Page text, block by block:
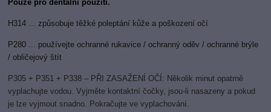
Pouze pro dentální použití.
H314 ... způsobuje těžké poleptání kůže a poškození očí
P280
... používejte ochranné rukavice / ochranný oděv / ochranné brýle
/ obličejový štít
P305 + P351 + P338 – PŘI ZASAŽENÍ OČÍ: Několik minut opatrně
vyplachujte vodou. Vyjměte kontaktní čočky, jsou-li nasazeny a pokud
je lze vyjmout snadno. Pokračujte ve vyplachování.